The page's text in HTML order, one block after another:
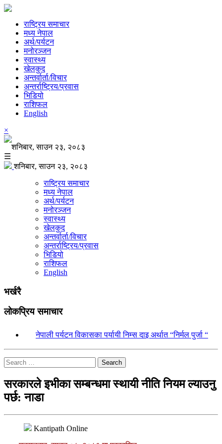
राष्ट्रिय समाचार
मध्य नेपाल
अर्थ/पर्यटन
मनोरञ्जन
स्वास्थ्य
खेलकुद
अन्तर्वार्ता/विचार
अन्तर्राष्ट्रिय/प्रवास
भिडियो
राशिफल
English
×
शनिबार, साउन २३, २०८३
☰
शनिबार, साउन २३, २०८३
राष्ट्रिय समाचार
मध्य नेपाल
अर्थ/पर्यटन
मनोरञ्जन
स्वास्थ्य
खेलकुद
अन्तर्वार्ता/विचार
अन्तर्राष्ट्रिय/प्रवास
भिडियो
राशिफल
English
भर्खरै
लोकप्रिय समाचार
नेपाली पर्यटन विकासका पर्यायी निम्स दाइ अर्थात “निर्मल पुर्जा “
Search
सरकारले इभीका सम्बन्धमा स्थायी नीति नियम ल्याउनु
पर्छ: नाडा
Kantipath Online